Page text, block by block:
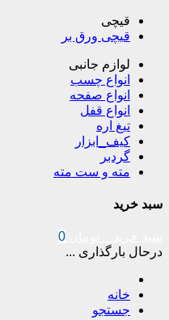
قیچی
قیچی ورق بر
لوازم جانبی
انواع چسب
انواع صفحه
انواع قفل
تیغ اره
کیف_ابزار
گردبر
مته و ست مته
سبد خرید
0
درحال بارگذاری ...
خانه
جستجو